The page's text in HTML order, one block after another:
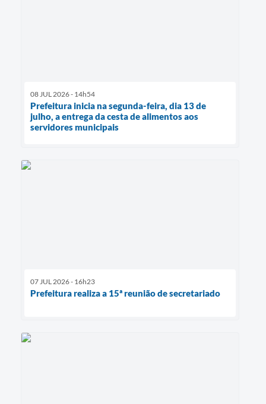
08 JUL 2026 - 14h54
Prefeitura inicia na segunda-feira, dia 13 de
julho, a entrega da cesta de alimentos aos
servidores municipais
07 JUL 2026 - 16h23
Prefeitura realiza a 15ª reunião de secretariado